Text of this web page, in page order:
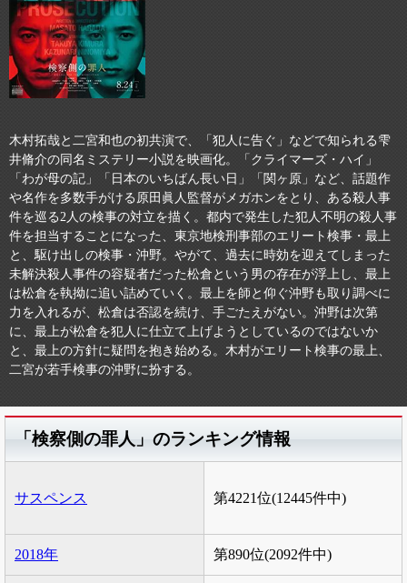
木村拓哉と二宮和也の初共演で、「犯人に告ぐ」などで知られる雫
井脩介の同名ミステリー小説を映画化。「クライマーズ・ハイ」
「わが母の記」「日本のいちばん長い日」「関ヶ原」など、話題作
や名作を多数手がける原田眞人監督がメガホンをとり、ある殺人事
件を巡る2人の検事の対立を描く。都内で発生した犯人不明の殺人事
件を担当することになった、東京地検刑事部のエリート検事・最上
と、駆け出しの検事・沖野。やがて、過去に時効を迎えてしまった
未解決殺人事件の容疑者だった松倉という男の存在が浮上し、最上
は松倉を執拗に追い詰めていく。最上を師と仰ぐ沖野も取り調べに
力を入れるが、松倉は否認を続け、手ごたえがない。沖野は次第
に、最上が松倉を犯人に仕立て上げようとしているのではないか
と、最上の方針に疑問を抱き始める。木村がエリート検事の最上、
二宮が若手検事の沖野に扮する。
「検察側の罪人」のランキング情報
サスペンス 第4221位(12445件中)
2018年 第890位(2092件中)